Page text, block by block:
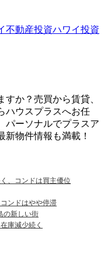
不動産投資ハワイ投資
か？売買から賃貸、
ハウスプラスへお任
パーソナルでプラスア
新物件情報も満載！
、コンドは買主優位
ンドはやや停滞
の新しい街
庫減少続く